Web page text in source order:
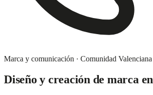
Marca y comunicación · Comunidad Valenciana
Diseño y creación de marca en